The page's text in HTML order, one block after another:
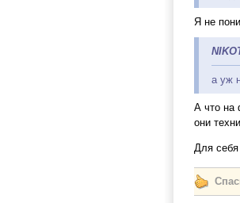
Я не
а уж
А что на
они
Для